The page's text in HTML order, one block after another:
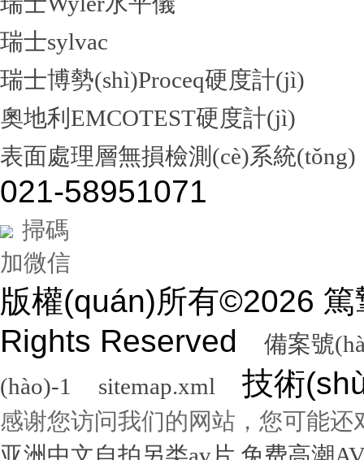
瑞士sylvac
瑞士博勢(shì)Proceq硬度計(jì)
奧地利EMCOTEST硬度計(jì)
表面處理層無損檢測(cè)系統(tǒng)
021-58951071
掃碼
加微信
版權(quán)所有©2026
Rights Reserved
備案號
(hào)-1
sitemap.xml 技術
感谢您访问我们的网站，您可能还